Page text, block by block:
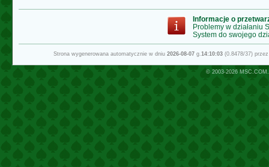
Informacje o
Problemy w działaniu
System do swojego
Strona wygenerowana automatycznie w dniu 2026-08-07g.14:10:03(0.8478/37)
© 2003-2026